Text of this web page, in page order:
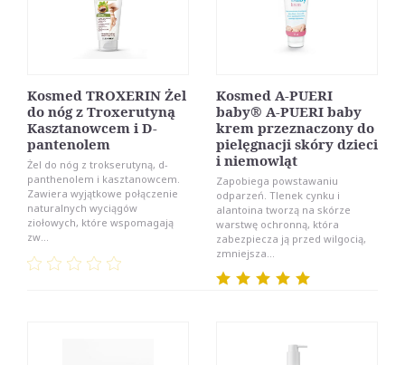
Kosmed TROXERIN Żel
do nóg z Troxerutyną
Kasztanowcem i D-
pantenolem
Żel do nóg z trokserutyną, d-
panthenolem i kasztanowcem.
Zawiera wyjątkowe połączenie
naturalnych wyciągów
ziołowych, które wspomagają
zw...
Kosmed A-PUERI
baby® A-PUERI baby
krem przeznaczony do
pielęgnacji skóry dzieci
i niemowląt
Zapobiega powstawaniu
odparzeń. Tlenek cynku i
alantoina tworzą na skórze
warstwę ochronną, która
zabezpiecza ją przed wilgocią,
zmniejsza...